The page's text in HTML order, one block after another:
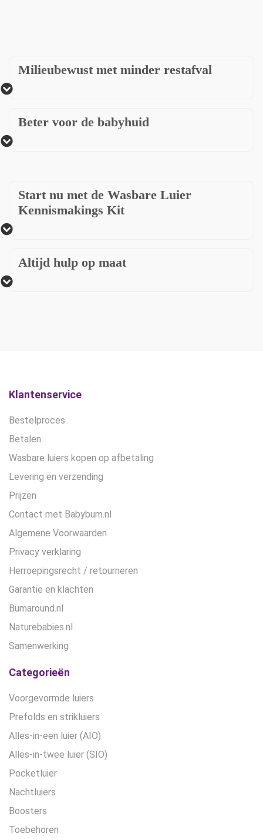
Milieubewust met minder restafval
Beter voor de babyhuid
Start nu met de Wasbare Luier
Kennismakings Kit
Altijd hulp op maat
Klantenservice
Bestelproces
Betalen
Wasbare luiers kopen op afbetaling
Levering en verzending
Prijzen
Contact met Babybum.nl
Algemene Voorwaarden
Privacy verklaring
Herroepingsrecht / retourneren
Garantie en klachten
Bumaround.nl
Naturebabies.nl
Samenwerking
Categorieën
Voorgevormde luiers
Prefolds en strikluiers
Alles-in-een luier (AIO)
Alles-in-twee luier (SIO)
Pocketluier
Nachtluiers
Boosters
Toebehoren